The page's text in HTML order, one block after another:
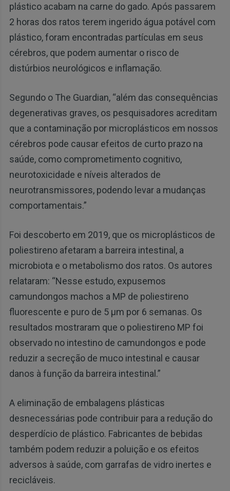
plástico acabam na carne do gado. Após passarem
2 horas dos ratos terem ingerido água potável com
plástico, foram encontradas partículas em seus
cérebros, que podem aumentar o risco de
distúrbios neurológicos e inflamação.
Segundo o The Guardian, “além das consequências
degenerativas graves, os pesquisadores acreditam
que a contaminação por microplásticos em nossos
cérebros pode causar efeitos de curto prazo na
saúde, como comprometimento cognitivo,
neurotoxicidade e níveis alterados de
neurotransmissores, podendo levar a mudanças
comportamentais.”
Foi descoberto em 2019, que os microplásticos de
poliestireno afetaram a barreira intestinal, a
microbiota e o metabolismo dos ratos. Os autores
relataram: “Nesse estudo, expusemos
camundongos machos a MP de poliestireno
fluorescente e puro de 5 μm por 6 semanas. Os
resultados mostraram que o poliestireno MP foi
observado no intestino de camundongos e pode
reduzir a secreção de muco intestinal e causar
danos à função da barreira intestinal.”
A eliminação de embalagens plásticas
desnecessárias pode contribuir para a redução do
desperdício de plástico. Fabricantes de bebidas
também podem reduzir a poluição e os efeitos
adversos à saúde, com garrafas de vidro inertes e
recicláveis.